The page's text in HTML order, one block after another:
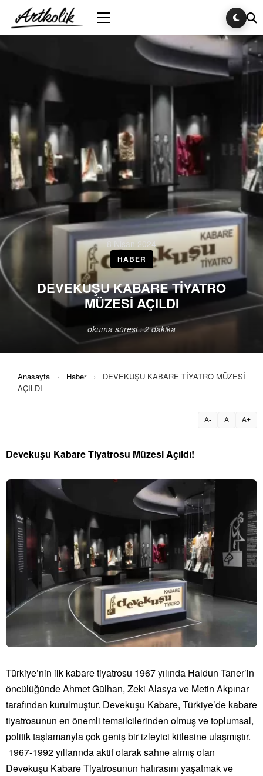
8 Nisan 2024
HABER
DEVEKUŞU KABARE TİYATRO
MÜZESİ AÇILDI
okuma süresi : 2 dakika
Anasayfa › Haber ›
DEVEKUŞU KABARE TİYATRO MÜZESİ
AÇILDI
A- A A+
Devekuşu Kabare Tiyatrosu Müzesi Açıldı!
Türkiye’nin ilk kabare tiyatrosu 1967 yılında Haldun Taner’in
öncülüğünde Ahmet Gülhan, Zeki Alasya ve Metin Akpınar
tarafından kurulmuştur. Devekuşu Kabare, Türkiye’de kabare
tiyatrosunun en önemli temsilcilerinden olmuş ve toplumsal,
politik taşlamarıyla çok geniş bir izleyici kitlesine ulaşmıştır.
1967-1992 yıllarında aktif olarak sahne almış olan
Devekuşu Kabare Tiyatrosunun hatırasını yaşatmak ve